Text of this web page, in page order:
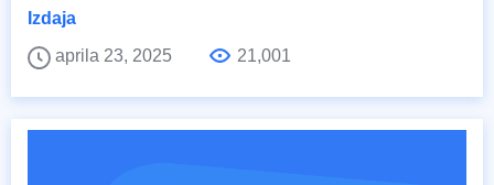
Izdaja
aprila 23, 2025
21,001